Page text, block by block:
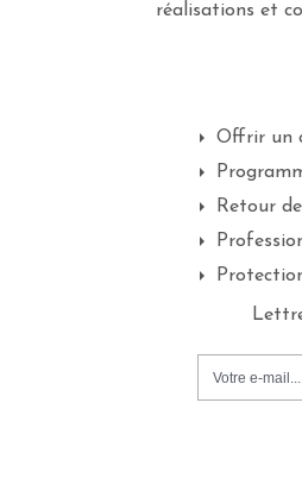
réalisations et
Offrir un
Retour